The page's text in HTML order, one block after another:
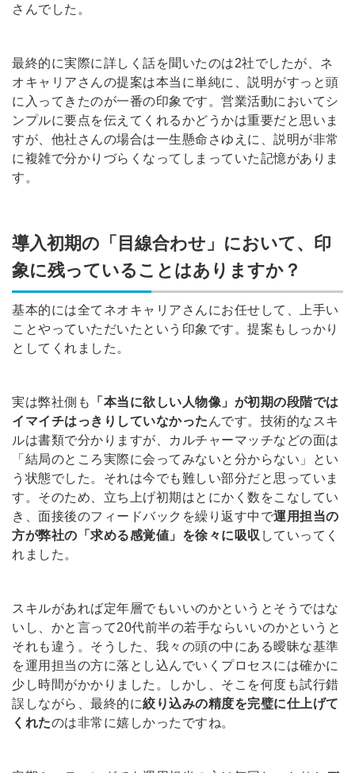
さんでした。
最終的に実際に詳しく話を聞いたのは2社でしたが、ネ
オキャリアさんの提案は本当に単純に、説明がすっと頭
に入ってきたのが一番の印象です。営業活動においてシ
ンプルに要点を伝えてくれるかどうかは重要だと思いま
すが、他社さんの場合は一生懸命さゆえに、説明が非常
に複雑で分かりづらくなってしまっていた記憶がありま
す。
導入初期の「目線合わせ」において、印
象に残っていることはありますか？
基本的には全てネオキャリアさんにお任せして、上手い
ことやっていただいたという印象です。提案もしっかり
としてくれました。
実は弊社側も
「本当に欲しい人物像」が初期の段階では
イマイチはっきりしていなかった んです。技術的なスキ
ルは書類で分かりますが、カルチャーマッチなどの面は
「結局のところ実際に会ってみないと分からない」とい
う状態でした。それは今でも難しい部分だと思っていま
す。そのため、立ち上げ初期はとにかく数をこなしてい
き、面接後のフィードバックを繰り返す中で運用担当の
方が弊社の「求める感覚値」を徐々に吸収 していってく
れました。
スキルがあれば定年層でもいいのかというとそうではな
いし、かと言って20代前半の若手ならいいのかというと
それも違う。そうした、我々の頭の中にある曖昧な基準
を運用担当の方に落とし込んでいくプロセスには確かに
少し時間がかかりました。しかし、そこを何度も試行錯
誤しながら、最終的に絞り込みの精度を完璧に仕上げて
くれたのは非常に嬉しかったですね。